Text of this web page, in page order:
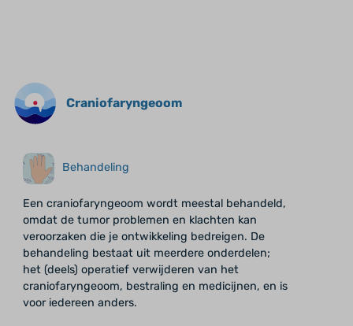
Craniofaryngeoom
Behandeling
Een craniofaryngeoom wordt meestal behandeld,
omdat de tumor problemen en klachten kan
veroorzaken die je ontwikkeling bedreigen. De
behandeling bestaat uit meerdere onderdelen;
het (deels) operatief verwijderen van het
craniofaryngeoom, bestraling en medicijnen, en is
voor iedereen anders.